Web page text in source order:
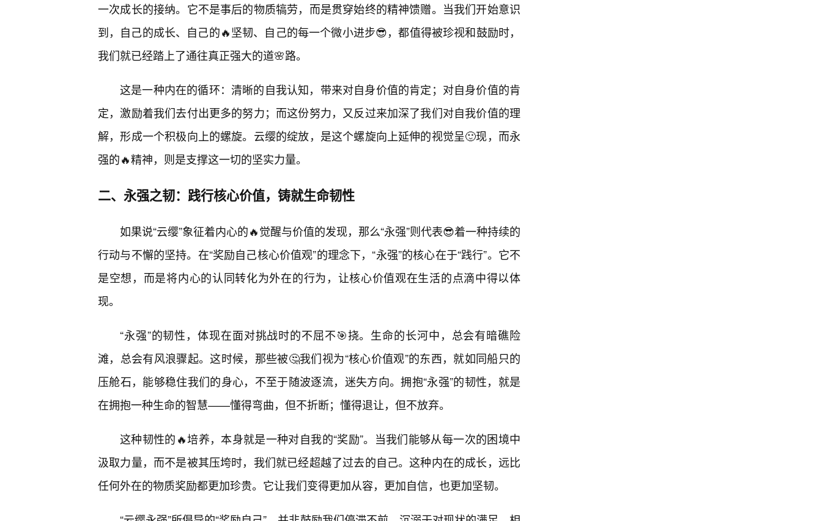
一次成长的接纳。它不是事后的物质犒劳，而是贯穿始终的精神馈赠。当我们开始意识
到，自己的成长、自己的🔥坚韧、自己的每一个微小进步😎，都值得被珍视和鼓励时，
我们就已经踏上了通往真正强大的道🌸路。
这是一种内在的循环：清晰的自我认知，带来对自身价值的肯定；对自身价值的肯
定，激励着我们去付出更多的努力；而这份努力，又反过来加深了我们对自我价值的理
解，形成一个积极向上的螺旋。云缨的绽放，是这个螺旋向上延伸的视觉呈🙂现，而永
强的🔥精神，则是支撑这一切的坚实力量。
二、永强之韧：践行核心价值，铸就生命韧性
如果说“云缨”象征着内心的🔥觉醒与价值的发现，那么“永强”则代表😎着一种持续的
行动与不懈的坚持。在“奖励自己核心价值观”的理念下，“永强”的核心在于“践行”。它不
是空想，而是将内心的认同转化为外在的行为，让核心价值观在生活的点滴中得以体
现。
“永强”的韧性，体现在面对挑战时的不屈不🎯挠。生命的长河中，总会有暗礁险
滩，总会有风浪骤起。这时候，那些被🤔我们视为“核心价值观”的东西，就如同船只的
压舱石，能够稳住我们的身心，不至于随波逐流，迷失方向。拥抱“永强”的韧性，就是
在拥抱一种生命的智慧——懂得弯曲，但不折断；懂得退让，但不放弃。
这种韧性的🔥培养，本身就是一种对自我的“奖励”。当我们能够从每一次的困境中
汲取力量，而不是被其压垮时，我们就已经超越了过去的自己。这种内在的成长，远比
任何外在的物质奖励都更加珍贵。它让我们变得更加从容，更加自信，也更加坚韧。